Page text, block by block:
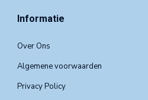
Informatie
Over Ons
Algemene voorwaarden
Privacy Policy